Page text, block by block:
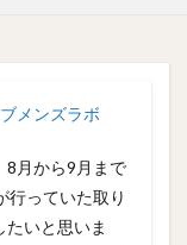
メンズラボ
8月から9月まで
行っていた取り
いと思いま